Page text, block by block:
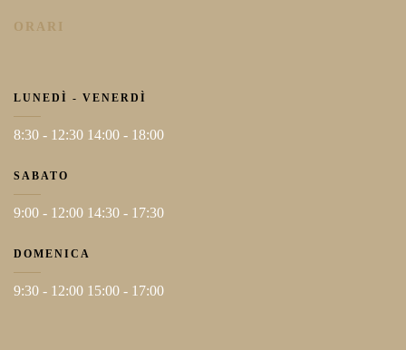
ORARI
LUNEDÌ - VENERDÌ
8:30 - 12:30 14:00 - 18:00
SABATO
9:00 - 12:00 14:30 - 17:30
DOMENICA
9:30 - 12:00 15:00 - 17:00